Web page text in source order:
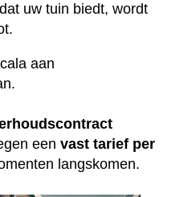
uw tuin biedt, wordt
aan
een vast tarief per
langskomen.